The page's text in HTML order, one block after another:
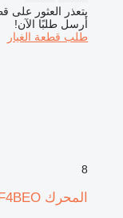
يتعذر العثور على
أرسل طلبًا الآن!
طلب قطعة الغيار
8
المحرك Cummins F4BEO لـ لودر حفار New Holland Case